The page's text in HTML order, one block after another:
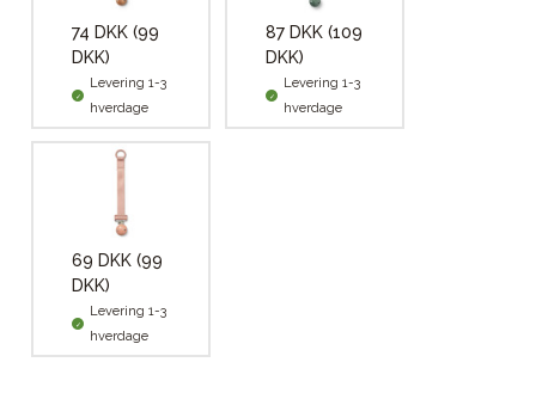
74 DKK (99
DKK)
Levering 1-3
hverdage
87 DKK (109
DKK)
Levering 1-3
hverdage
69 DKK (99
DKK)
Levering 1-3
hverdage